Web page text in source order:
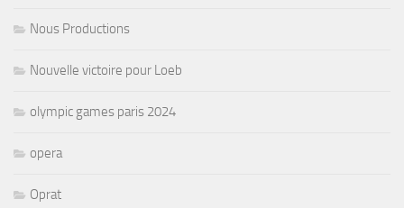
Nous Productions
Nouvelle victoire pour Loeb
olympic games paris 2024
opera
Oprat